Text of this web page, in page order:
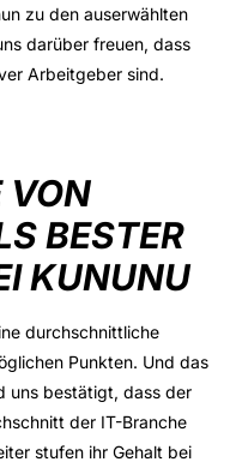
zu den auserwählten
darüber freuen, dass
Arbeitgeber sind.
VON
BESTER
KUNUNU
durchschnittliche
Punkten. Und das
uns bestätigt, dass der
der IT-Branche
stufen ihr Gehalt bei